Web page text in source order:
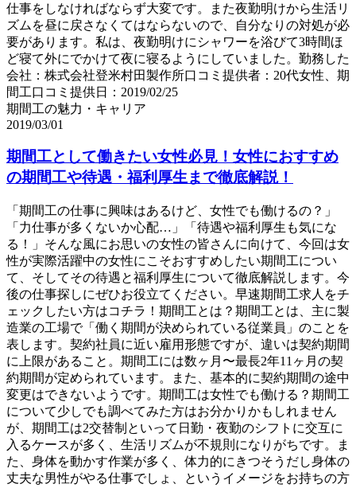
仕事をしなければならず大変です。また夜勤明けから生活リ
ズムを昼に戻さなくてはならないので、自分なりの対処が必
要があります。私は、夜勤明けにシャワーを浴びて3時間ほ
ど寝て外にでかけて夜に寝るようにしていました。勤務した
会社：株式会社登米村田製作所口コミ提供者：20代女性、期
間工口コミ提供日：2019/02/25
期間工の魅力・キャリア
2019/03/01
期間工として働きたい女性必見！女性におすすめ
の期間工や待遇・福利厚生まで徹底解説！
「期間工の仕事に興味はあるけど、女性でも働けるの？」
「力仕事が多くないか心配…」「待遇や福利厚生も気にな
る！」そんな風にお思いの女性の皆さんに向けて、今回は女
性が実際活躍中の女性にこそおすすめしたい期間工につい
て、そしてその待遇と福利厚生について徹底解説します。今
後の仕事探しにぜひお役立てください。早速期間工求人をチ
ェックしたい方はコチラ！期間工とは？期間工とは、主に製
造業の工場で「働く期間が決められている従業員」のことを
表します。契約社員に近い雇用形態ですが、違いは契約期間
に上限があること。期間工には数ヶ月〜最長2年11ヶ月の契
約期間が定められています。また、基本的に契約期間の途中
変更はできないようです。期間工は女性でも働ける？期間工
について少しでも調べてみた方はお分かりかもしれません
が、期間工は2交替制といって日勤・夜勤のシフトに交互に
入るケースが多く、生活リズムが不規則になりがちです。ま
た、身体を動かす作業が多く、体力的にきつそうだし身体の
丈夫な男性がやる仕事でしょ、というイメージをお持ちの方